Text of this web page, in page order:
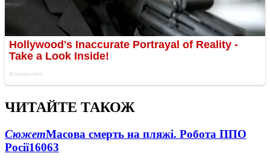
ЧИТАЙТЕ ТАКОЖ
СюжетМасова смерть на пляжі. Робота ППО
Росії16063